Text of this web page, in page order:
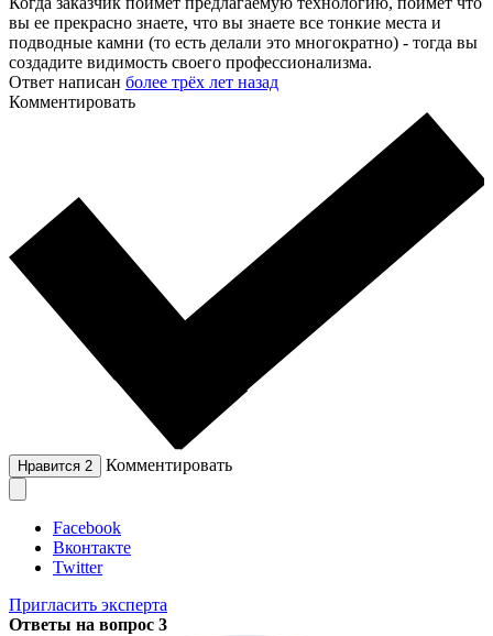
вы ее прекрасно знаете, что вы знаете все тонкие места и
подводные камни (то есть делали это многократно) - тогда вы
создадите видимость своего профессионализма.
Ответ написан более трёх лет назад
Комментировать
Нравится 2 Комментировать
Facebook
Вконтакте
Twitter
Пригласить эксперта
Ответы на вопрос 3